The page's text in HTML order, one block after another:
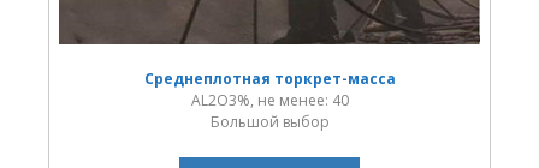
Среднеплотная торкрет-масса
AL2O3%, не менее: 40
Большой выбор